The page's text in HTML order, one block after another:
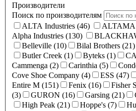
Производители
Поиск по производителям
ALTA Industries (46)
Alpha Industries (130)
Belleville (10)
Bilal Brothers (21)
Butler Creek (1)
Byteks (1)
Cammenga (2)
Carinthia (5)
Cove Shoe Company (4)
ESS (47)
Entire M (151)
Fenix (16)
(3)
GURON (16) Garsing (21)
High Peak (21)
Hoppe's (7)